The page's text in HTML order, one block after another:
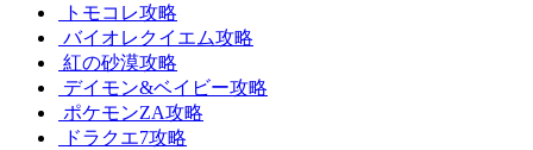
トモコレ攻略
バイオレクイエム攻略
紅の砂漠攻略
デイモン&ベイビー攻略
ポケモンZA攻略
ドラクエ7攻略